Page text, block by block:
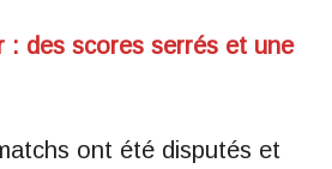
: des scores serrés et une
ont été disputés et